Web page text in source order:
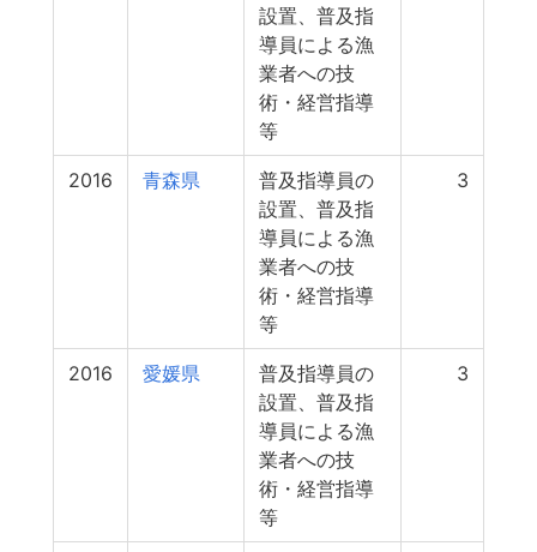
設置、普及指
導員による漁
業者への技
術・経営指導
等
2016 青森県
普及指導員の
設置、普及指
導員による漁
業者への技
術・経営指導
等
3
2016 愛媛県
普及指導員の
設置、普及指
導員による漁
業者への技
術・経営指導
等
3